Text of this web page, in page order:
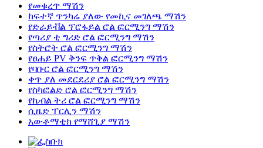
የመቁረጥ ማሽን
ከፍተኛ ጥንካሬ ያለው የመኪና መገለጫ ማሽን
የድራይቭል ፕሮፋይል ሮል ፎርሚንግ ማሽን
የጣሪያ ቲ ግሪድ ሮል ፎርሚንግ ማሽን
የስትሮት ሮል ፎርሚንግ ማሽን
የፀሐይ PV ቅንፍ ጥቅል ፎርሚንግ ማሽን
የባቡር ሮል ፎርሚንግ ማሽን
ቀጥ ያለ መደርደሪያ ሮል ፎርሚንግ ማሽን
የስካፎልድ ሮል ፎርሚንግ ማሽን
የኬብል ትሪ ሮል ፎርሚንግ ማሽን
ሲዜድ ፐርሊን ማሽን
አውቶማቲክ የማሸጊያ ማሽን